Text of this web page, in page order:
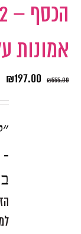
אמונות
₪555.00
₪197.00